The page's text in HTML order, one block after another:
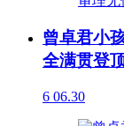
曾卓君小
全满贯登
6 06.30